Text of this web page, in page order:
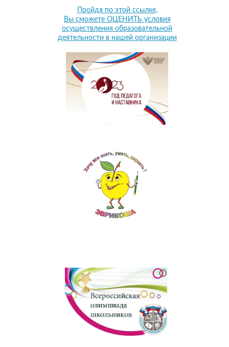
Пройдя по этой ссылке,
Вы сможете ОЦЕНИТЬ условия
осуществления образовательной
деятельности в нашей организации